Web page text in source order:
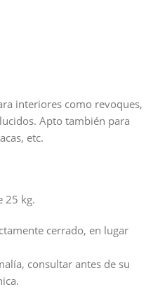
interiores como revoques,
Apto también para
etc.
25 kg.
cerrado, en lugar
consultar antes de su